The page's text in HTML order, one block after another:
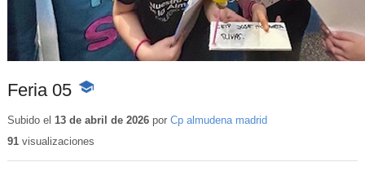
Feria 05 -
educativo
Subido el 13 de abril de 2026por Cp almudena madrid
91visualizaciones